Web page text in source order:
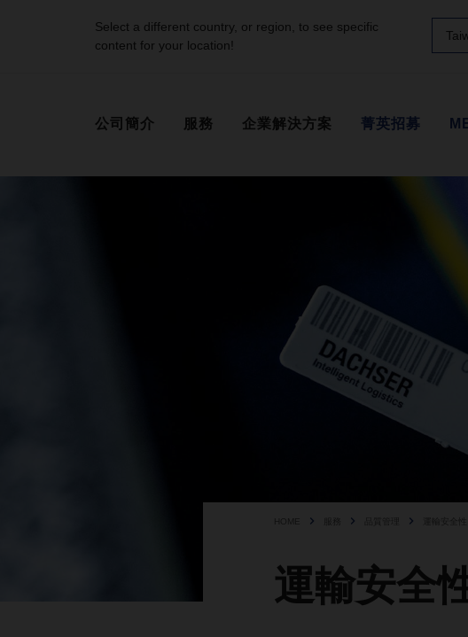
Select a different country, or region, to see specific
content for your location!
公司簡介 服務 企業解決方案 菁英招募
HOME
運輸安全